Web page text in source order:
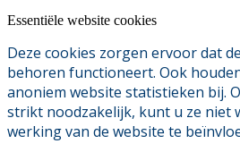
Essentiële website cookies
Deze cookies zorgen ervoor dat
behoren functioneert. Ook
anoniem website statistieken bij.
strikt noodzakelijk, kunt u ze niet
werking van de website te